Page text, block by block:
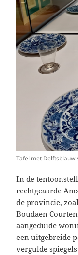
Tafel met Delftsblauw
In de
rechtgeaarde
de provincie,
Boudaen
aangeduide
een uitgebreide
vergulde